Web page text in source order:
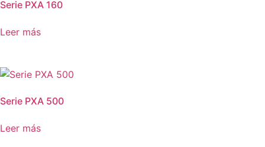
Serie PXA 160
Leer más
Serie PXA 500
Leer más